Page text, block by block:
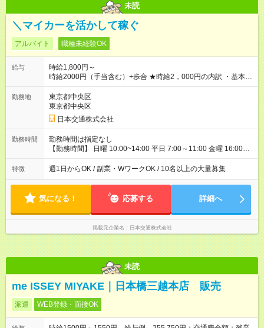
未読
＼マイカーを活かして稼ぐ
アルバイト 職種未経験OK
給与
時給1,800円～
時給2000円（手当含む）+歩合 ★時給2，000円の内訳 ・基本時
給：1，400円 ・燃料手当：300円 一律支給 ・通信手当：100
円 一律支給 ・特別手当：200円 一律支給 ※ ※特別手当200円は
期間限定の金額です。（2026年10月15日まで） →10月までに
ご入社いただいた場合、時給：2，000円スタートになります。
───────────────── ■研修について 営業所にて入社手続
給与 営業所での研修（10時間）中は、時給1，250円となりま
す。 【試用期間】試用期間あり 試用期間の長さ：5ヶ月 ※ 雇用
アルバイト・パート採用 給与：時給 1,250円以上 試用期間中、
最初の10時間で研修が行われ、研修（10時間）中は、時給1，
1，800円＋歩合となります。
勤務地
東京都中央区
東京都中央区
日本交通株式会社
勤務時間
勤務時間は指定なし
【勤務時間】 日曜 10:00~14:00 平日 7:00～11:00 金曜 16:00～
20:00、0:30～4:30（日付変わった土曜日深夜） 土
曜 16:00~20:00 ※雨や猛暑の日などは勤務可能時間が臨時拡大
特徴 週1日からOK / 副業・WワークOK / 10名以上の大量募集
気になる！ 応募する 詳細へ
掲載元企業名 日本交通株式会社
未読
me ISSEY MIYAKE｜日本橋三越本店 販売
派遣 WEB登録・面接OK